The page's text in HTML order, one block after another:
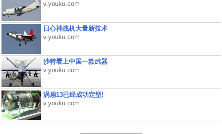
v.youku.com
日心神战机大量新技术
v.youku.com
沙特看上中国一款武器
v.youku.com
涡扇13已经成功定型!
v.youku.com